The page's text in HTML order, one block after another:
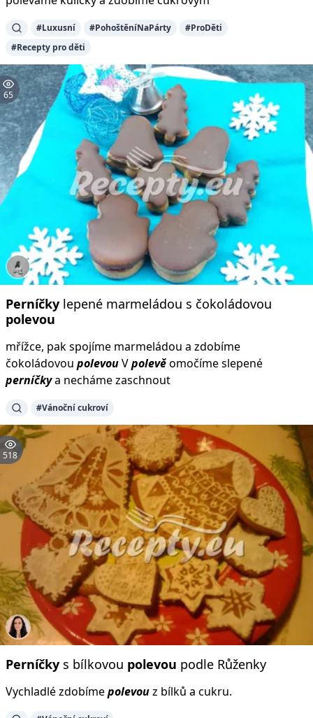
#Luxusní #PohoštěníNaPárty
#ProDěti
#Recepty pro děti
65
Perníčky lepené marmeládou s čokoládovou
polevou
mřížce, pak spojíme marmeládou a zdobíme
čokoládovou polevouVpolevěomočíme slepené
perníčkya necháme zaschnout
#Vánoční cukroví
518
Perníčky s bílkovou polevou podle Růženky
Vychladlé zdobímepolevouz bílků a cukru.